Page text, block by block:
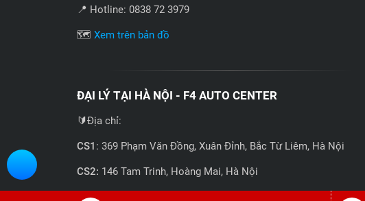
📍 Hotline: 0838 72 3979
🗺️ Xem trên bản đồ
ĐẠI LÝ TẠI HÀ NỘI - F4 AUTO CENTER
🔰Địa chỉ:
CS1 : 369 Phạm Văn Đồng, Xuân Đỉnh, Bắc Từ Liêm, Hà Nội
CS2: 146 Tam Trinh, Hoàng Mai, Hà Nội
📍 Hotline: 0858723888